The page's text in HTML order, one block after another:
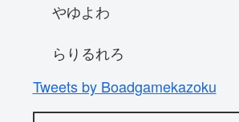
やゆよわ
らりるれろ
Tweets by Boadgamekazoku